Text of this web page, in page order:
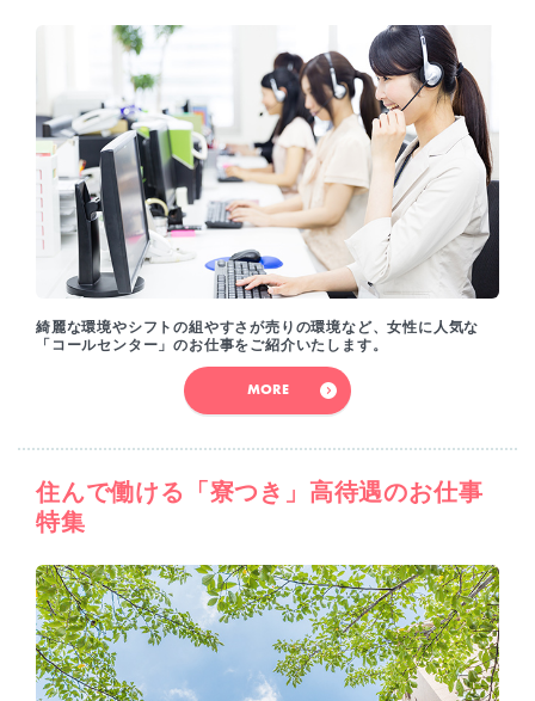
綺麗な環境やシフトの組やすさが売りの環境など、女性に人気な
「コールセンター」のお仕事をご紹介いたします。
MORE
住んで働ける「寮つき」高待遇のお仕事
特集